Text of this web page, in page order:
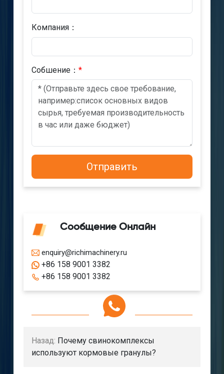
Компания：
Cобшениe： *
Сообщение Онлайн
enquiry@richimachinery.ru
+86 158 9001 3382
+86 158 9001 3382
Назад: Почему свинокомплексы
используют кормовые гранулы?